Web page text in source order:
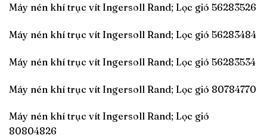
Máy nén khí trục vít Ingersoll Rand; Lọc gió 56283526
Máy nén khí trục vít Ingersoll Rand; Lọc gió 56283484
Máy nén khí trục vít Ingersoll Rand; Lọc gió 56283534
Máy nén khí trục vít Ingersoll Rand; Lọc gió 80784770
Máy nén khí trục vít Ingersoll Rand; Lọc gió
80804826